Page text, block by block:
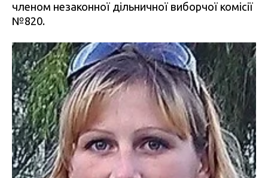
членом незаконної дільничної виборчої комісії
№820.